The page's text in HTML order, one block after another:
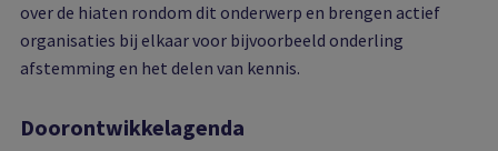
over de hiaten rondom dit onderwerp en brengen actief
organisaties bij elkaar voor bijvoorbeeld onderling
afstemming en het delen van kennis.
Doorontwikkelagenda